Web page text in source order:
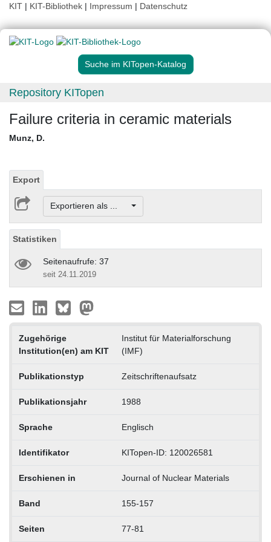
KIT | KIT-Bibliothek | Impressum | Datenschutz
Suche im KITopen-Katalog
Repository KITopen
Failure criteria in ceramic materials
Munz, D.
Export
Exportieren als ...
Statistiken
Seitenaufrufe: 37
seit 24.11.2019
Zugehörige
Institution(en) am KIT
Institut für Materialforschung
(IMF)
Publikationstyp Zeitschriftenaufsatz
Publikationsjahr 1988
Sprache Englisch
Identifikator KITopen-ID: 120026581
Erschienen in Journal of Nuclear Materials
Band 155-157
Seiten 77-81